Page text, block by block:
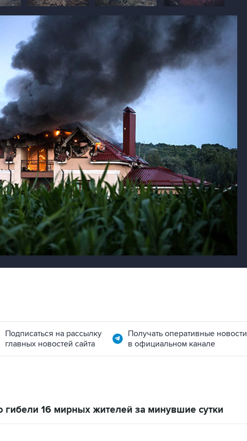
Подписаться на рассылку
главных новостей сайта
Получать оперативные новости
в официальном канале
гибели 16 мирных жителей за минувшие сутки